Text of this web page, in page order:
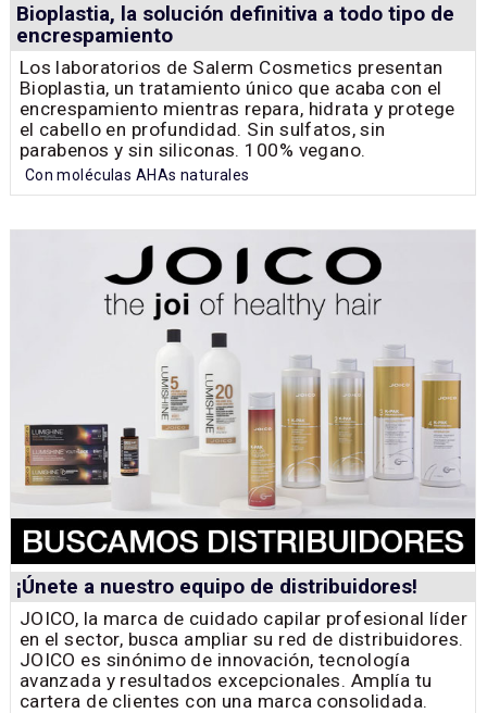
Bioplastia, la solución definitiva a todo tipo de
encrespamiento
Los laboratorios de Salerm Cosmetics presentan
Bioplastia, un tratamiento único que acaba con el
encrespamiento mientras repara, hidrata y protege
el cabello en profundidad. Sin sulfatos, sin
parabenos y sin siliconas. 100% vegano.
Con moléculas AHAs naturales
¡Únete a nuestro equipo de distribuidores!
JOICO, la marca de cuidado capilar profesional líder
en el sector, busca ampliar su red de distribuidores.
JOICO es sinónimo de innovación, tecnología
avanzada y resultados excepcionales. Amplía tu
cartera de clientes con una marca consolidada.